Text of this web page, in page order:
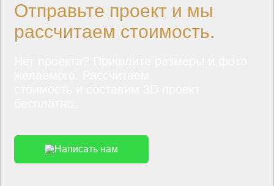
Отправьте проект и мы
рассчитаем стоимость.
Написать нам